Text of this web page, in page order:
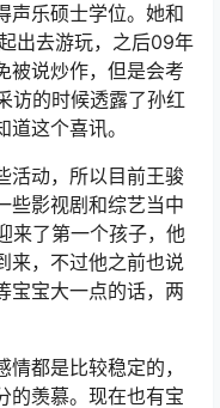
声乐硕士学位。她和
出去游玩，之后09年
被说炒作，但是会考
访的时候透露了孙红
这个喜讯。
活动，所以目前王骏
些影视剧和综艺当中
来了第一个孩子，他
来，不过他之前也说
宝宝大一点的话，两
都是比较稳定的，
的羡慕。现在也有宝